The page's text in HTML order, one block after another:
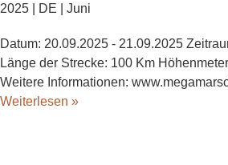
2025 | DE | Juni
Datum: 20.09.2025 - 21.09.2025
Länge der Strecke: 100 Km
Weitere Informationen:
Weiterlesen »